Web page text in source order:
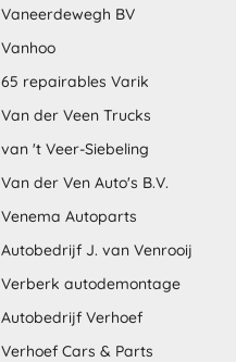
Vaneerdewegh BV
Vanhoo
65 repairables Varik
Van der Veen Trucks
van 't Veer-Siebeling
Van der Ven Auto's B.V.
Venema Autoparts
Autobedrijf J. van Venrooij
Verberk autodemontage
Autobedrijf Verhoef
Verhoef Cars & Parts